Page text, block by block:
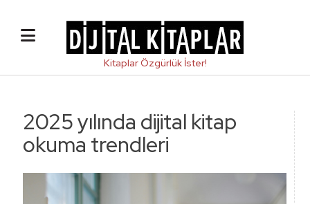
2025 yılında dijital kitap
okuma trendleri